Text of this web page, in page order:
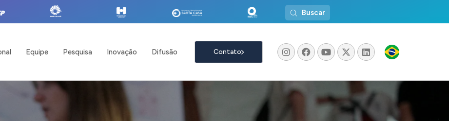
Buscar
Equipe Pesquisa Inovação Difusão Contato